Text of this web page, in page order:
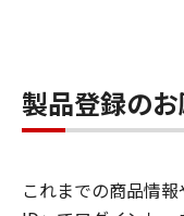
製品登録の
これまでの商品情